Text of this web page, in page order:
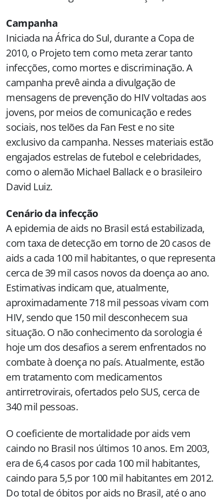
Campanha
Iniciada na África do Sul, durante a Copa de
2010, o Projeto tem como meta zerar tanto
infecções, como mortes e discriminação. A
campanha prevê ainda a divulgação de
mensagens de prevenção do HIV voltadas aos
jovens, por meios de comunicação e redes
sociais, nos telões da Fan Fest e no site
exclusivo da campanha. Nesses materiais estão
engajados estrelas de futebol e celebridades,
como o alemão Michael Ballack e o brasileiro
David Luiz.
Cenário da infecção
A epidemia de aids no Brasil está estabilizada,
com taxa de detecção em torno de 20 casos de
aids a cada 100 mil habitantes, o que representa
cerca de 39 mil casos novos da doença ao ano.
Estimativas indicam que, atualmente,
aproximadamente 718 mil pessoas vivam com
HIV, sendo que 150 mil desconhecem sua
situação. O não conhecimento da sorologia é
hoje um dos desafios a serem enfrentados no
combate à doença no país. Atualmente, estão
em tratamento com medicamentos
antirretrovirais, ofertados pelo SUS, cerca de
340 mil pessoas.
O coeficiente de mortalidade por aids vem
caindo no Brasil nos últimos 10 anos. Em 2003,
era de 6,4 casos por cada 100 mil habitantes,
caindo para 5,5 por 100 mil habitantes em 2012.
Do total de óbitos por aids no Brasil, até o ano